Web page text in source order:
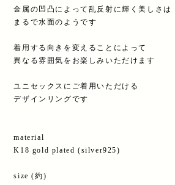
金属の凹凸によって乱反射に輝く美しさは
まるで水面のようです
着用する向きを変えることによって
異なる雰囲気をお楽しみいただけます
ユニセックスにご着用いただける
デザインリングです
material
K18 gold plated (silver925)
size (約)